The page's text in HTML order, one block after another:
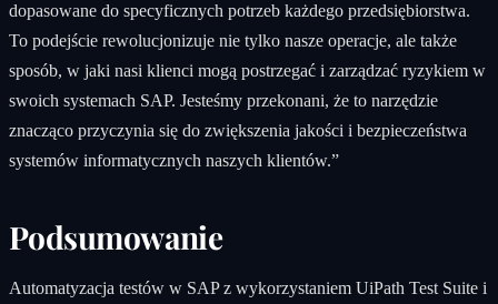
dopasowane do specyficznych potrzeb każdego przedsiębiorstwa.
To podejście rewolucjonizuje nie tylko nasze operacje, ale także
sposób, w jaki nasi klienci mogą postrzegać i zarządzać ryzykiem w
swoich systemach SAP. Jesteśmy przekonani, że to narzędzie
znacząco przyczynia się do zwiększenia jakości i bezpieczeństwa
systemów informatycznych naszych klientów.”
Podsumowanie
Automatyzacja testów w SAP z wykorzystaniem UiPath Test Suite i